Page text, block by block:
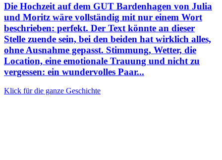
Die Hochzeit auf dem GUT Bardenhagen von Julia
und Moritz wäre vollständig mit nur einem Wort
beschrieben: perfekt. Der Text könnte an dieser
Stelle zuende sein, bei den beiden hat wirklich alles,
ohne Ausnahme gepasst. Stimmung, Wetter, die
Location, eine emotionale Trauung und nicht zu
vergessen: ein wundervolles Paar...
Klick für die ganze Geschichte